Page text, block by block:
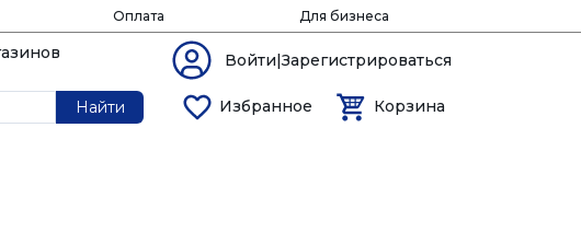
Оплата Для бизнеса
Войти|Зарегистрироваться
Найти Избранное Корзина